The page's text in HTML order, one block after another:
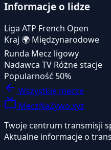
Informacje o lidze
Liga ATP French Open
Kraj 🌍 Międzynarodowe
Runda Mecz ligowy
Nadawca TV Różne stacje
Popularność 50%
Wszystkie mecze
MeczNaZywo.xyz
Twoje centrum transmisji
Aktualne informacje o